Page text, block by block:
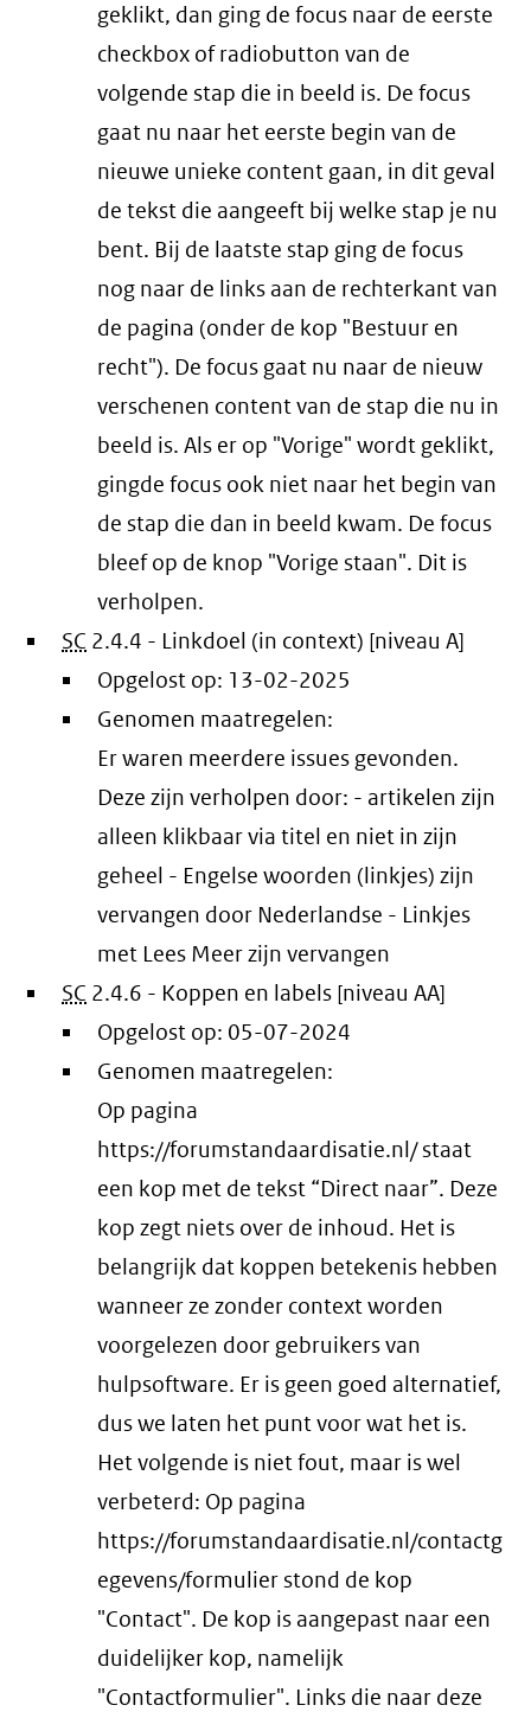
geklikt, dan ging de focus naar de eerste
checkbox of radiobutton van de
volgende stap die in beeld is. De focus
gaat nu naar het eerste begin van de
nieuwe unieke content gaan, in dit geval
de tekst die aangeeft bij welke stap je nu
bent. Bij de laatste stap ging de focus
nog naar de links aan de rechterkant van
de pagina (onder de kop "Bestuur en
recht"). De focus gaat nu naar de nieuw
verschenen content van de stap die nu in
beeld is. Als er op "Vorige" wordt geklikt,
gingde focus ook niet naar het begin van
de stap die dan in beeld kwam. De focus
bleef op de knop "Vorige staan". Dit is
verholpen.
SC 2.4.4 - Linkdoel (in context) [niveau A]
Opgelost op: 13-02-2025
Genomen maatregelen:
Er waren meerdere issues gevonden.
Deze zijn verholpen door: - artikelen zijn
alleen klikbaar via titel en niet in zijn
geheel - Engelse woorden (linkjes) zijn
vervangen door Nederlandse - Linkjes
met Lees Meer zijn vervangen
SC 2.4.6 - Koppen en labels [niveau AA]
Opgelost op: 05-07-2024
Genomen maatregelen:
Op pagina
https://forumstandaardisatie.nl/ staat
een kop met de tekst “Direct naar”. Deze
kop zegt niets over de inhoud. Het is
belangrijk dat koppen betekenis hebben
wanneer ze zonder context worden
voorgelezen door gebruikers van
hulpsoftware. Er is geen goed alternatief,
dus we laten het punt voor wat het is.
Het volgende is niet fout, maar is wel
verbeterd: Op pagina
https://forumstandaardisatie.nl/contactg
egevens/formulier stond de kop
"Contact". De kop is aangepast naar een
duidelijker kop, namelijk
"Contactformulier". Links die naar deze